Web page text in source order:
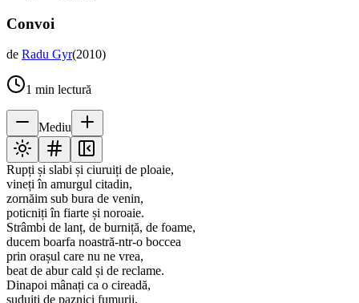
Convoi
de Radu Gyr(2010)
1 min lectură
Mediu
Rupți și slabi și ciuruiți de ploaie,
vineți în amurgul citadin,
zornăim sub bura de venin,
poticniți în fiarte și noroaie.
Strâmbi de lanț, de burniță, de foame,
ducem boarfa noastră-ntr-o boccea
prin orașul care nu ne vrea,
beat de abur cald și de reclame.
Dinapoi mânați ca o cireadă,
suduiți de paznici fumurii,